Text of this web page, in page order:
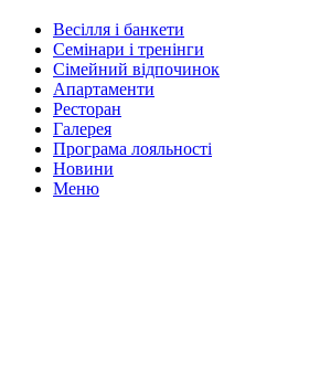
Весілля і банкети
Семінари і тренінги
Сімейний відпочинок
Апартаменти
Ресторан
Галерея
Програма лояльності
Новини
Меню